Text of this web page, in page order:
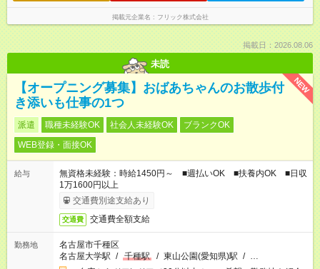
掲載元企業名 フリック株式会社
掲載日：2026.08.06
未読
NEW
【オープニング募集】おばあちゃんのお散歩付
き添いも仕事の1つ
派遣 職種未経験OK 社会人未経験OK
ブランクOK
WEB登録・面接OK
給与
無資格未経験：時給1450円～ ■週払いOK ■扶養内OK ■日収
1万1600円以上
交通費別途支給あり
交通費 交通費全額支給
勤務地
名古屋市千種区
名古屋大学駅 / 千種駅 / 東山公園(愛知県)駅 / …